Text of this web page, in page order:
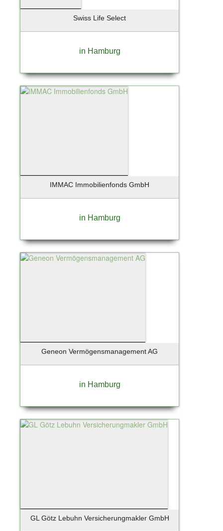
Swiss Life Select
in Hamburg
IMMAC Immobilienfonds GmbH
in Hamburg
Geneon Vermögensmanagement AG
in Hamburg
GL Götz Lebuhn Versicherungmakler GmbH